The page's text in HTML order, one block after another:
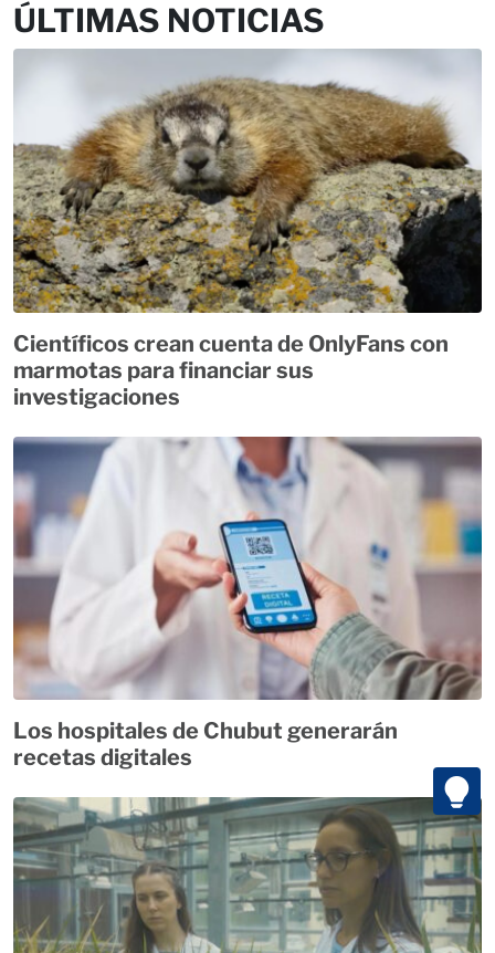
ÚLTIMAS NOTICIAS
Científicos crean cuenta de OnlyFans con
marmotas para financiar sus
investigaciones
Los hospitales de Chubut generarán
recetas digitales